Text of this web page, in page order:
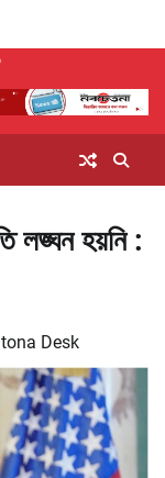
লঙ্ঘন হয়নি :
Desk